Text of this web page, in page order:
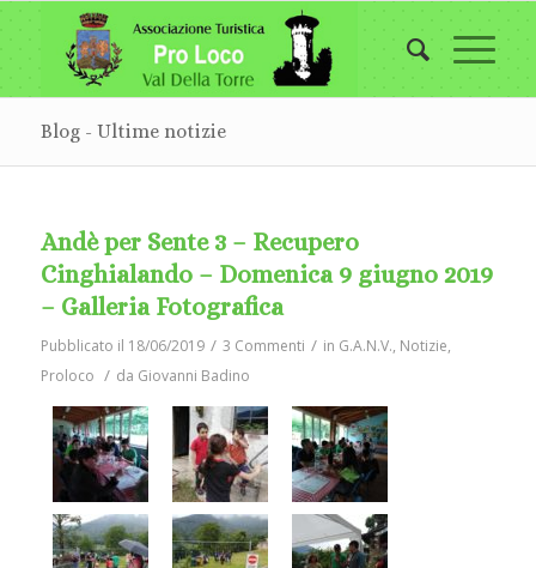
Blog - Ultime notizie
Andè per Sente 3 – Recupero
Cinghialando – Domenica 9 giugno 2019
– Galleria Fotografica
Pubblicato il 18/06/2019 / 3 Commenti / in G.A.N.V., Notizie,
Proloco / da Giovanni Badino